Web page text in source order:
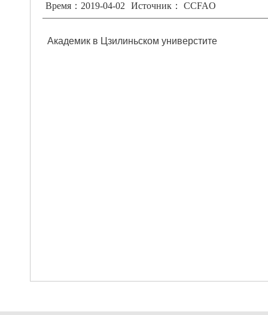
Время：2019-04-02 Источник： CCFAO
Академик в Цзилиньском универстите